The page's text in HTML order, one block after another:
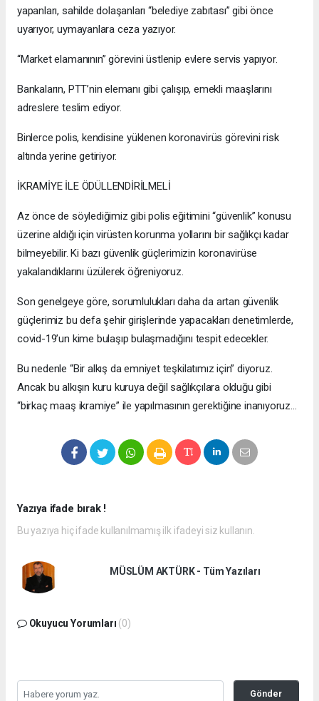
yapanları, sahilde dolaşanları “belediye zabıtası” gibi önce
uyarıyor, uymayanlara ceza yazıyor.
“Market elamanının” görevini üstlenip evlere servis yapıyor.
Bankaların, PTT’nin elemanı gibi çalışıp, emekli maaşlarını
adreslere teslim ediyor.
Binlerce polis, kendisine yüklenen koronavirüs görevini risk
altında yerine getiriyor.
İKRAMİYE İLE ÖDÜLLENDİRİLMELİ
Az önce de söylediğimiz gibi polis eğitimini “güvenlik” konusu
üzerine aldığı için virüsten korunma yollarını bir sağlıkçı kadar
bilmeyebilir. Ki bazı güvenlik güçlerimizin koronavirüse
yakalandıklarını üzülerek öğreniyoruz.
Son genelgeye göre, sorumlulukları daha da artan güvenlik
güçlerimiz bu defa şehir girişlerinde yapacakları denetimlerde,
covid-19’un kime bulaşıp bulaşmadığını tespit edecekler.
Bu nedenle “Bir alkış da emniyet teşkilatımız için” diyoruz.
Ancak bu alkışın kuru kuruya değil sağlıkçılara olduğu gibi
“birkaç maaş ikramiye” ile yapılmasının gerektiğine inanıyoruz…
Yazıya ifade bırak !
Bu yazıya hiç ifade kullanılmamış ilk ifadeyi siz kullanın.
MÜSLÜM AKTÜRK - Tüm Yazıları
Okuyucu Yorumları (0)
Gönder